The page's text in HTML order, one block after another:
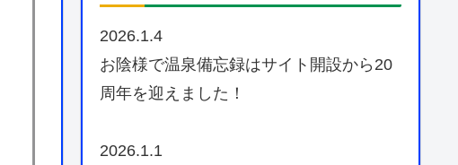
2026.1.4
お陰様で温泉備忘録はサイト開設から20
周年を迎えました！
2026.1.1